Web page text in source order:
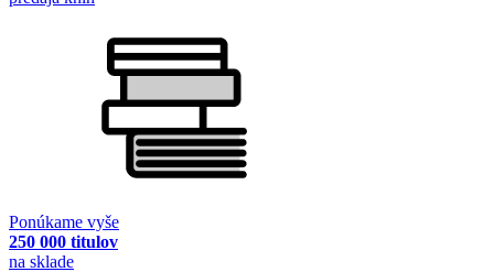
Ponúkame vyše
250 000 titulov
na sklade